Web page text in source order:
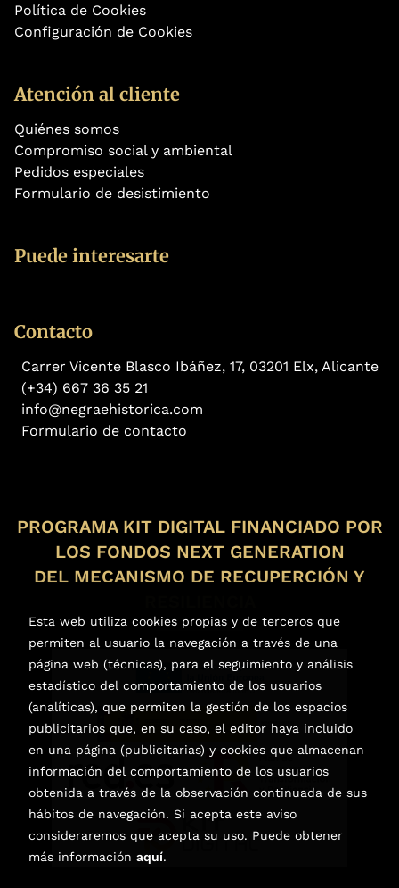
Política de Cookies
Configuración de Cookies
Atención al cliente
Quiénes somos
Compromiso social y ambiental
Pedidos especiales
Formulario de desistimiento
Puede interesarte
Contacto
Carrer Vicente Blasco Ibáñez, 17, 03201 Elx, Alicante
(+34) 667 36 35 21
info@negraehistorica.com
Formulario de contacto
PROGRAMA KIT DIGITAL FINANCIADO POR
LOS FONDOS NEXT GENERATION
DEL MECANISMO DE RECUPERCIÓN Y
Esta web utiliza cookies propias y de terceros que
permiten al usuario la navegación a través de una
página web (técnicas), para el seguimiento y análisis
estadístico del comportamiento de los usuarios
(analíticas), que permiten la gestión de los espacios
publicitarios que, en su caso, el editor haya incluido
en una página (publicitarias) y cookies que almacenan
información del comportamiento de los usuarios
obtenida a través de la observación continuada de sus
hábitos de navegación. Si acepta este aviso
consideraremos que acepta su uso. Puede obtener
más información aquí.